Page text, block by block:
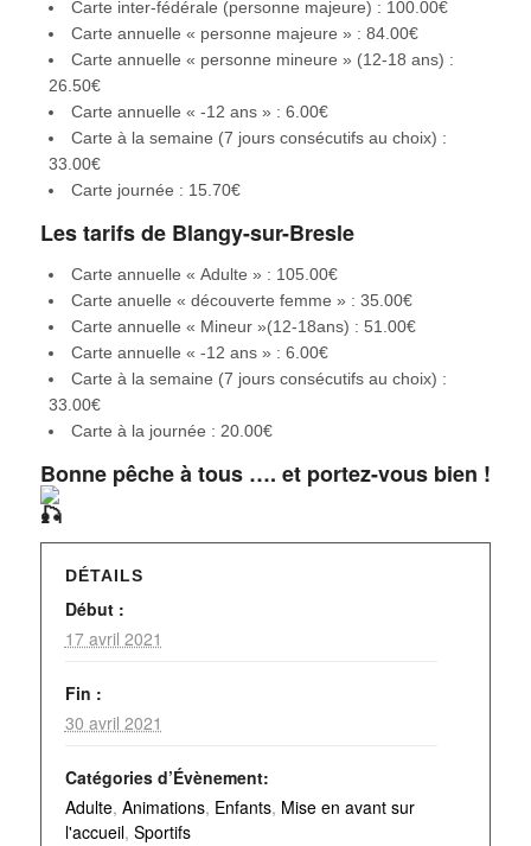
Carte inter-fédérale (personne majeure) : 100.00€
Carte annuelle « personne majeure » : 84.00€
Carte annuelle « personne mineure » (12-18 ans) :
26.50€
Carte annuelle « -12 ans » : 6.00€
Carte à la semaine (7 jours consécutifs au choix) :
33.00€
Carte journée : 15.70€
Les tarifs de Blangy-sur-Bresle
Carte annuelle « Adulte » : 105.00€
Carte anuelle « découverte femme » : 35.00€
Carte annuelle « Mineur »(12-18ans) : 51.00€
Carte annuelle « -12 ans » : 6.00€
Carte à la semaine (7 jours consécutifs au choix) :
33.00€
Carte à la journée : 20.00€
Bonne pêche à tous …. et portez-vous bien !
DÉTAILS
Début :
17 avril 2021
Fin :
30 avril 2021
Catégories d’Évènement:
Adulte, Animations, Enfants, Mise en avant sur
l'accueil, Sportifs